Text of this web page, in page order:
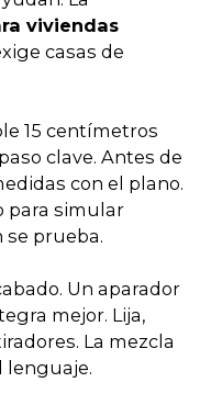
viviendas
casas de
15 centímetros
clave. Antes de
con el plano.
para simular
se prueba.
Un aparador
mejor. Lija,
La mezcla
lenguaje.